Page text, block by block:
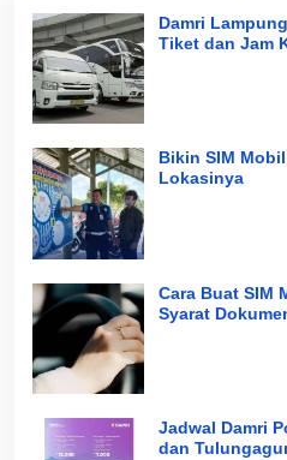
Damri
Tiket dan Jam
Bikin SIM
Lokasinya
Cara Buat SIM
Syarat
Jadwal Damri
dan